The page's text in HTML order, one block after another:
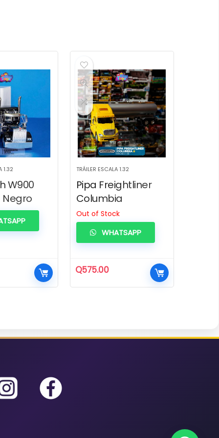
1.32
W900
TRÁILER ESCALA 1.32
Pipa Freightliner
Columbia
Out of Stock
Q575.00
WHATSAPP